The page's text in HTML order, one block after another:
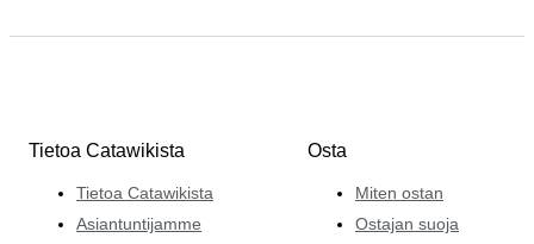
Tietoa Catawikista
Tietoa Catawikista
Asiantuntijamme
Osta
Miten ostan
Ostajan suoja